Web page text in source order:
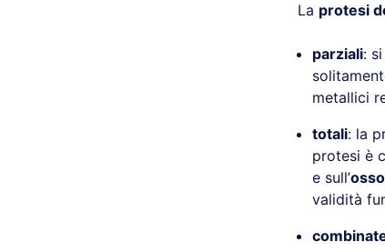
La protesi
parziali:
metallici
totali: la
protesi è
e sull’osso
validità